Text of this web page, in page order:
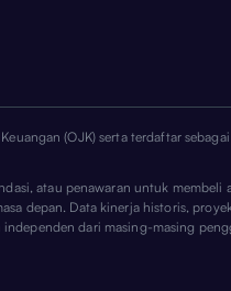
(OJK) serta terdaftar
atau penawaran untuk membeli
depan. Data kinerja historis,
dari masing-masing